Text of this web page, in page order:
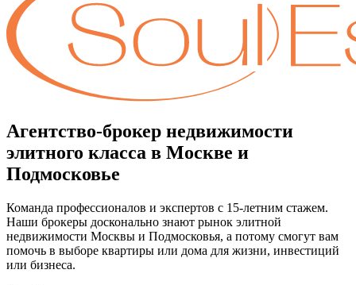
Агентство-брокер недвижимости
элитного класса в Москве и
Подмосковье
Команда профессионалов и экспертов с 15-летним стажем.
Наши брокеры досконально знают рынок элитной
недвижимости Москвы и Подмосковья, а потому смогут вам
помочь в выборе квартиры или дома для жизни, инвестиций
или бизнеса.